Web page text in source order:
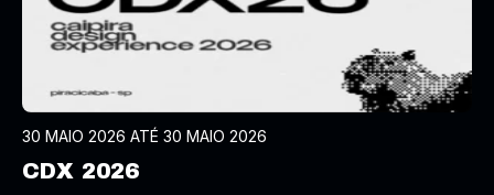
30 MAIO 2026 ATÉ 30 MAIO 2026
CDX 2026